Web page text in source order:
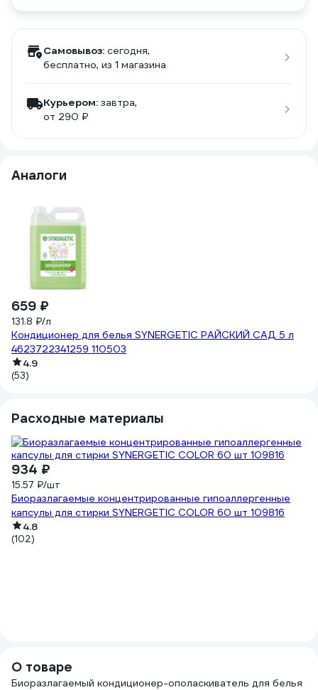
Самовывоз: сегодня,
бесплатно, из 1 магазина
Курьером: завтра,
от 290 ₽
Аналоги
659 ₽
131.8 ₽/л
Кондиционер для белья SYNERGETIC РАЙСКИЙ САД 5 л
4623722341259 110503
4.9
(53)
Расходные материалы
934 ₽
15.57 ₽/шт
Биоразлагаемые концентрированные гипоаллергенные
капсулы для стирки SYNERGETIC COLOR 60 шт 109816
4.8
(102)
О товаре
Биоразлагаемый кондиционер-ополаскиватель для белья